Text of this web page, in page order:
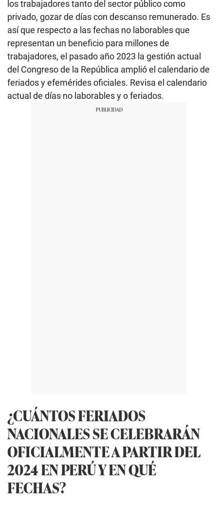
los trabajadores tanto del sector público como
privado, gozar de días con descanso remunerado. Es
así que respecto a las fechas no laborables que
representan un beneficio para millones de
trabajadores, el pasado año 2023 la gestión actual
del Congreso de la República amplió el calendario de
feriados y efemérides oficiales. Revisa el calendario
actual de días no laborables y o feriados.
¿CUÁNTOS FERIADOS
NACIONALES SE CELEBRARÁN
OFICIALMENTE A PARTIR DEL
2024 EN PERÚ Y EN QUÉ
FECHAS?